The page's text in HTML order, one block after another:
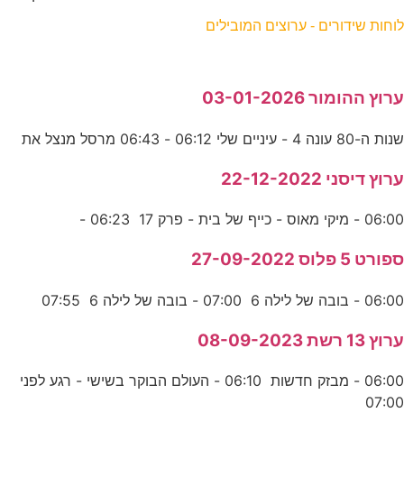
לוחות שידורים - ערוצים המובילים
ערוץ ההומור 03-01-2026
שנות ה-80 עונה 4 - עיניים שלי 06:12 - 06:43 מרסל מנצל את
ערוץ דיסני 22-12-2022
06:00 - מיקי מאוס - כייף של בית - פרק 17 06:23 -
ספורט 5 פלוס 27-09-2022
06:00 - בובה של לילה 6 07:00 - בובה של לילה 6 07:55
ערוץ 13 רשת 08-09-2023
06:00 - מבזק חדשות 06:10 - העולם הבוקר בשישי - רגע לפני
07:00